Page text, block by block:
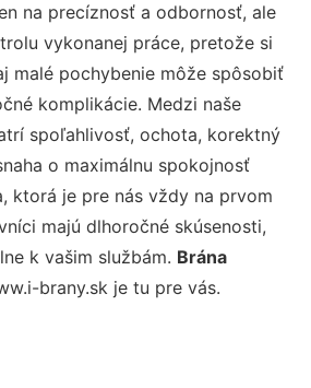
na precíznosť a odbornosť, ale
vykonanej práce, pretože si
malé pochybenie môže spôsobiť
komplikácie. Medzi naše
spoľahlivosť, ochota, korektný
o maximálnu spokojnosť
ktorá je pre nás vždy na prvom
majú dlhoročné skúsenosti,
k vašim službám. Brána
brany.sk je tu pre vás.